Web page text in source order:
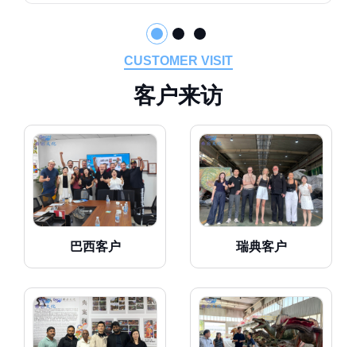
CUSTOMER VISIT
客户来访
巴西客户 瑞典客户